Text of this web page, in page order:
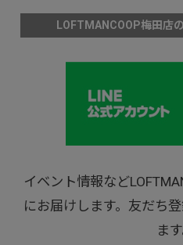
LOFTMANCOOP梅田店
イベント情報など
にお届けします。友だち
ます